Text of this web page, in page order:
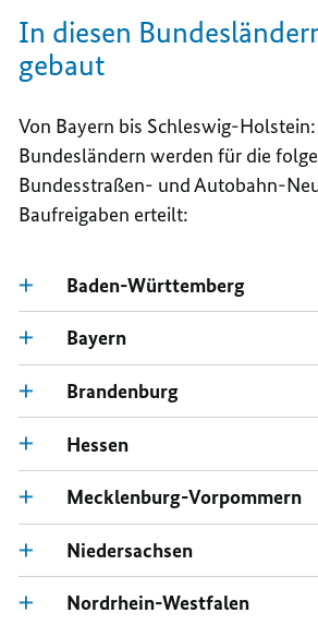
In diesen
gebaut
Von Bayern bis Schleswig-
Bundesländern werden für die
Bundesstraßen- und Autobahn-
Baufreigaben erteilt:
Baden-Württemberg
Bayern
Brandenburg
Hessen
Mecklenburg-Vorpommern
Niedersachsen
Nordrhein-Westfalen